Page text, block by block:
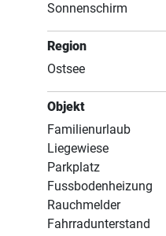
Sonnenschirm
Region
Ostsee
Objekt
Familienurlaub
Liegewiese
Parkplatz
Fussbodenheizung
Rauchmelder
Fahrradunterstand